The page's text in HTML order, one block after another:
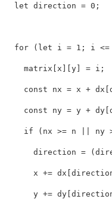
let direction = 0 ;
for ( let i = 1 ; i <=
    matrix
x y = i ;
const nx = x + dx
const ny = y + dy
if ( nx >= n ny
      direction
= (
      x
+= dx
      y
+= dy